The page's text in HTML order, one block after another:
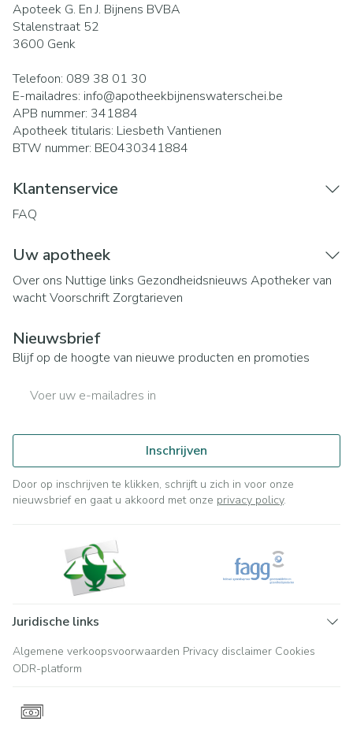
Apoteek G. En J. Bijnens BVBA
Stalenstraat 52
3600 Genk
Telefoon: 089 38 01 30
E-mailadres: info@apotheekbijnenswaterschei.be
APB nummer: 341884
Apotheek titularis: Liesbeth Vantienen
BTW nummer: BE0430341884
Klantenservice
FAQ
Uw apotheek
Over ons Nuttige links Gezondheidsnieuws Apotheker van
wachtVoorschrift Zorgtarieven
Nieuwsbrief
Blijf op de hoogte van nieuwe producten en promoties
Inschrijven
Door op inschrijven te klikken, schrijft u zich in voor onze
nieuwsbrief en gaat u akkoord met onze privacy policy.
Juridische links
Algemene verkoopsvoorwaarden Privacy disclaimer Cookies
ODR-platform